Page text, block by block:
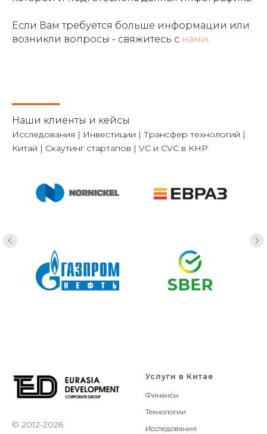
Если Вам требуется больше информации или
возникли вопросы - свяжитесь с нами
Наши клиенты и кейсы
Исследования | Инвестиции | Трансфер технологий |
Китай | Скаутинг стартапов | VC и CVC в КНР
© 2012-2026
Услуги в Китае
Финансы
Технологии
Исследования